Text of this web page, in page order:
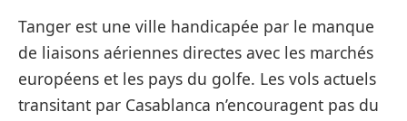
Tanger est une ville handicapée par le manque
de liaisons aériennes directes avec les marchés
européens et les pays du golfe. Les vols actuels
transitant par Casablanca n’encouragent pas du